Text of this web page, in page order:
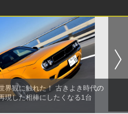
界観に触れた！ 古きよき時代の
現した相棒にしたくなる1台